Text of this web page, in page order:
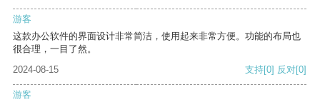
游客
这款办公软件的界面设计非常简洁，使用起来非常方便。功能的布局也
很合理，一目了然。
2024-08-15
支持[0] 反对[0]
游客